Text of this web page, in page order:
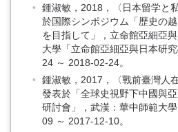
鍾淑敏，2018，〈日本留学と
於国際シンポジウム「歴史の
を目指して」，立命館亞細亞
大學「立命館亞細亞與日本研
24 ～ 2018-02-24。
鍾淑敏，2017，〈戰前臺灣人
發表於「全球史視野下中國與
研討會」，武漢：華中師範大
09 ～ 2017-12-10。